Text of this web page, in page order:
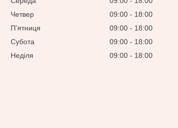
Четвер
09:00
18:00
Пʼятниця
09:00
18:00
Субота
09:00
18:00
Неділя
09:00 18:00